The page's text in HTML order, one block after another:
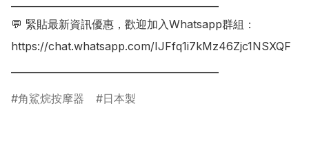
💬 緊貼最新資訊優惠，歡迎加入Whatsapp群組：
https://chat.whatsapp.com/IJFfq1i7kMz46Zjc1NSXQF
角鯊烷按摩器 日本製